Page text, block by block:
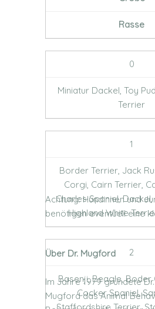
Rasse
0
Miniatur Dackel, Toy
Terrier
1
Border Terrier, Jack
Corgi, Cairn Terrier,
Charles Spaniel,
Highland White
2
Basenji, Beagle, Boder
Cocker Spaniel,
Staffordshire Terrier,
Achtung: Hündinnen und
benötigen eventuell eine
Über Dr. Mugford
Im Jahre 1979 gründete
Mugford das Animal